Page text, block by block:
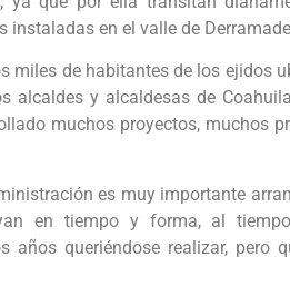
en el valle de
miles de habitantes de los ejidos
alcaldes y alcaldesas de
muchos proyectos, muchos
es muy importante
en tiempo y forma, al
años queriéndose realizar, pero